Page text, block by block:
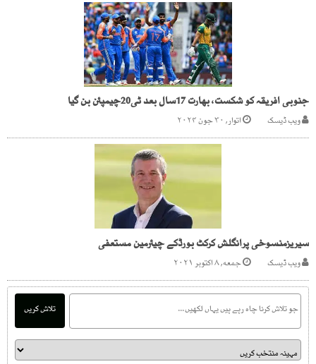
جنوبی افریقہ کو شکست، بھارت 17سال بعد ٹی20چیمپئن بن گیا
ویب ڈیسک اتوار, ۳۰ جون ۲۰۲۴
سیریزمنسوخی پرانگلش کرکٹ بورڈکے چیئرمین مستعفی
ویب ڈیسک جمعه, ۸ اکتوبر ۲۰۲۱
تلاش کریں